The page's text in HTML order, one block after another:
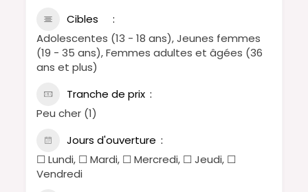
Cibles
Adolescentes (13 - 18 ans), Jeunes femmes
(19 - 35 ans), Femmes adultes et âgées (36
ans et plus)
Tranche de prix
Peu cher (1)
Jours d'ouverture
☐ Lundi, ☐ Mardi, ☐ Mercredi, ☐ Jeudi, ☐
Vendredi